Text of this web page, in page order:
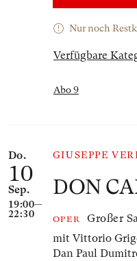
Nur noch
Verfügbare
Abo 9
Do.
10
Sep.
19:00—
22:30
GIUSEPPE
DON
OPER
Großer
mit Vittorio
Dan Paul